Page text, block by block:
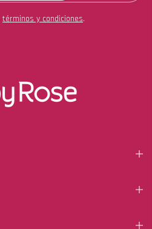
términos y condiciones.